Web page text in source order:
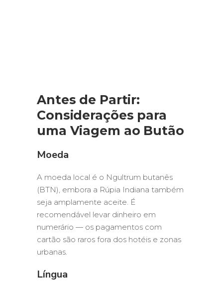
Antes de Partir:
Considerações para
uma Viagem ao Butão
Moeda
A moeda local é o Ngultrum butanês
(BTN), embora a Rúpia Indiana também
seja amplamente aceite. É
recomendável levar dinheiro em
numerário — os pagamentos com
cartão são raros fora dos hotéis e zonas
urbanas.
Língua